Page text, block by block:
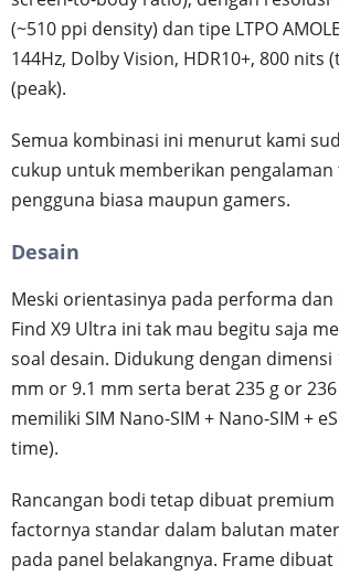
(~510 ppi density) dan tipe LTPO
144Hz, Dolby Vision, HDR10+, 800 nits
(peak).
Semua kombinasi ini menurut kami
cukup untuk memberikan
pengguna biasa maupun gamers.
Desain
Meski orientasinya pada performa
Find X9 Ultra ini tak mau begitu saja
soal desain. Didukung dengan dimensi
mm or 9.1 mm serta berat 235 g or 236
memiliki SIM Nano-SIM + Nano-SIM +
time).
Rancangan bodi tetap dibuat
factornya standar dalam balutan
pada panel belakangnya. Frame